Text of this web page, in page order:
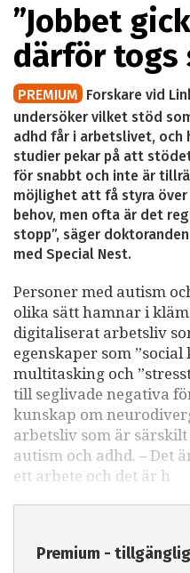
”Jobbet
därför togs
PREMIUM Forskare vid
undersöker vilket stöd
adhd får i arbetslivet, och
studier pekar på att
för snabbt och inte är
möjlighet att få styra
behov, men ofta är det
stopp”, säger
med Special Nest.
Personer med autism
olika sätt hamnar i
digitaliserat arbetsliv
egenskaper som
multitasking och
till seglivade negativa
kunskap om
arbetsliv som är
autism och adhd. – Det
ett arbete och det är h
Premium -